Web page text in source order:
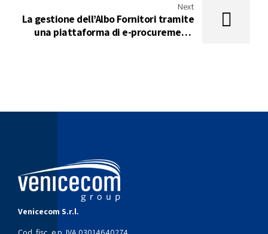
Next
La gestione dell’Albo Fornitori tramite
una piattaforma di e-procurement:
Venicecom S.r.l.